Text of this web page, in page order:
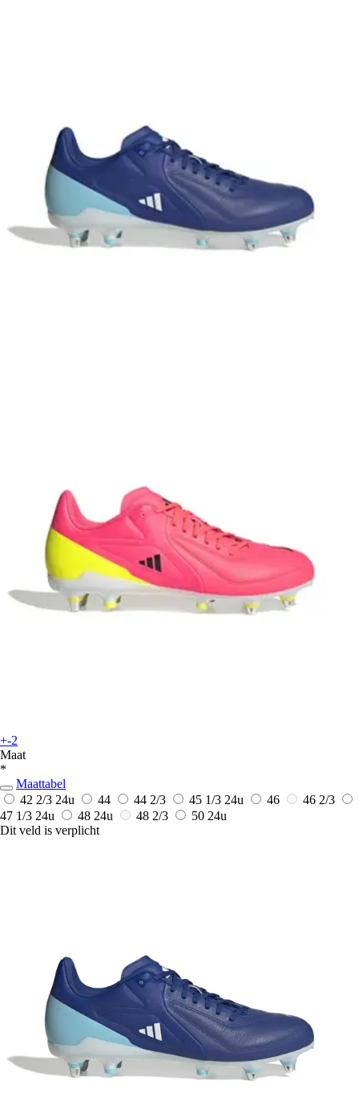
+-2
Maat
*
Maattabel
42 2/3 24u 44 44 2/3 45 1/3 24u 46
46 2/3
47 1/3 24u 48 24u 48 2/3 50 24u
Dit veld is verplicht